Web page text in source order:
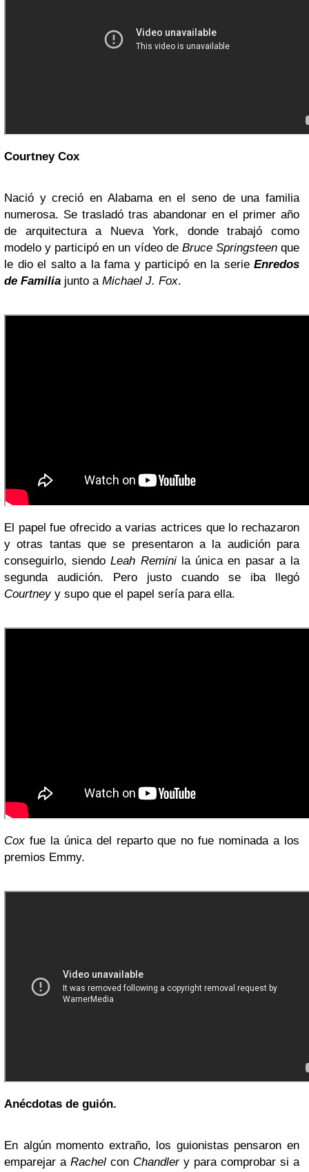
Courtney Cox
Nació y creció en Alabama en el seno de una familia
numerosa. Se trasladó tras abandonar en el primer año
de arquitectura a Nueva York, donde trabajó como
modelo y participó en un vídeo de Bruce Springsteenque
le dio el salto a la fama y participó en la serie Enredos
de Familia junto a Michael J. Fox.
El papel fue ofrecido a varias actrices que lo rechazaron
y otras tantas que se presentaron a la audición para
conseguirlo, siendoLeah Reminila única en pasar a la
segunda audición. Pero justo cuando se iba llegó
Courtneyy supo que el papel sería para ella.
Cox fue la única del reparto que no fue nominada a los
premios Emmy.
Anécdotas de guión.
En algún momento extraño, los guionistas pensaron en
emparejar a Rachel con Chandlery para comprobar si a